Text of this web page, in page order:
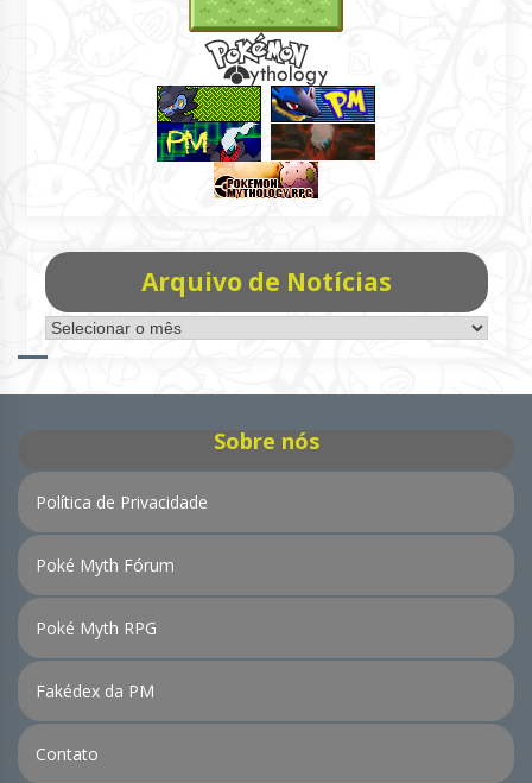
Arquivo de Notícias
Arquivo
de
Sobre nós
Política de Privacidade
Poké Myth Fórum
Poké Myth RPG
Fakédex da PM
Contato